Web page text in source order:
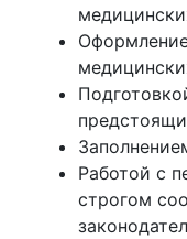
Работой с
строгом